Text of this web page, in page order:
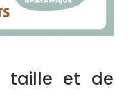
taille et de